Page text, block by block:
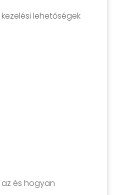
lehetőségek
az és hogyan